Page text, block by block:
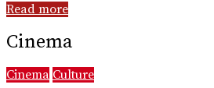
Read more
Cinema
Cinema Culture